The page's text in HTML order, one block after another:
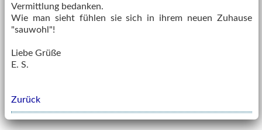
Vermittlung bedanken.
Wie man sieht fühlen sie sich in ihrem neuen Zuhause
"sauwohl"!
Liebe Grüße
E. S.
Zurück